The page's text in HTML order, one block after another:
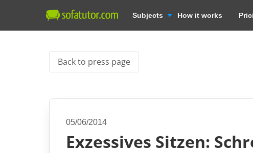
Subjects How it works
Back to press page
05/06/2014
Exzessives Sitzen: